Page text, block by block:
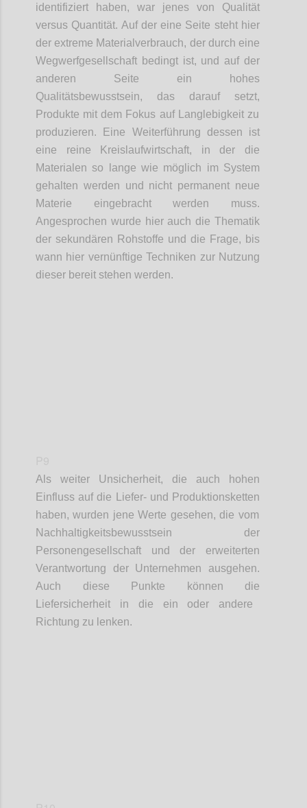
identifiziert haben, war jenes von Qualität
versus Quantität. Auf der eine Seite steht hier
der extreme Materialverbrauch, der durch eine
Wegwerfgesellschaft bedingt ist, und auf der
anderen Seite ein hohes
Qualitätsbewusstsein, das darauf setzt,
Produkte mit dem Fokus auf Langlebigkeit zu
produzieren.
Eine Weiterführung dessen ist
eine reine
Kreislaufwirtschaft, in der die
Materialen so lange wie möglich im System
gehalten werden und nicht permanent neue
Materie eingebracht werden muss.
Angesprochen wurde hier auch die Thematik
der sekundären Rohstoffe und die Frage, bis
wann hier vernünftige Techniken zur Nutzung
dieser bereit stehen werden.
Als weiter Unsicherheit, d ie auch hohen
Einfluss auf die Liefer- und Produktionsketten
haben,wurden jeneWerte gesehen, die vom
Nachhaltigkeitsbewusstsein der
Personengesellschaft und der erweiterten
Verantwortung der Unternehmen ausgehen.
Auch diese Punkte können die
Liefersicherheit in die ein oder andere
Richtung zu lenken.